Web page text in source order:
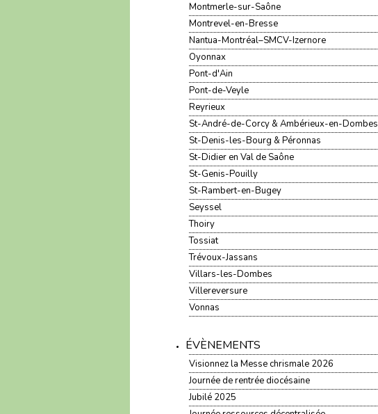
Montmerle-sur-Saône
Montrevel-en-Bresse
Nantua-Montréal–SMCV-Izernore
Oyonnax
Pont-d'Ain
Pont-de-Veyle
Reyrieux
St-André-de-Corcy & Ambérieux-en-Dombes
St-Denis-les-Bourg & Péronnas
St-Didier en Val de Saône
St-Genis-Pouilly
St-Rambert-en-Bugey
Seyssel
Thoiry
Tossiat
Trévoux-Jassans
Villars-les-Dombes
Villereversure
Vonnas
ÉVÈNEMENTS
Visionnez la Messe chrismale 2026
Journée de rentrée diocésaine
Jubilé 2025